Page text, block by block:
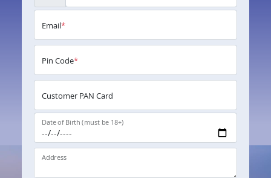
Email*
Pin Code*
Customer PAN Card
Date of Birth (must be 18+)
Address